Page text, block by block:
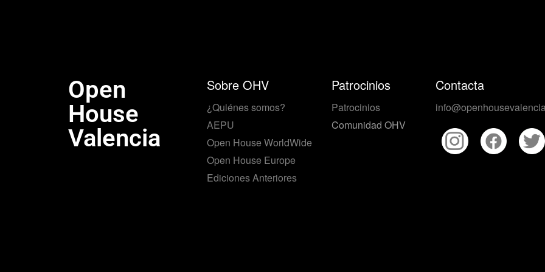
Open
House
Valencia
Sobre OHV
¿Quiénes somos?
AEPU
Open House WorldWide
Open House Europe
Ediciones Anteriores
Patrocinios
Patrocinios
Comunidad OHV
Contacta